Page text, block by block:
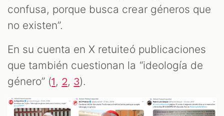
confusa, porque busca crear géneros que
no existen”.
En su cuenta en X retuiteó publicaciones
que también cuestionan la “ideología de
género” (1, 2, 3).